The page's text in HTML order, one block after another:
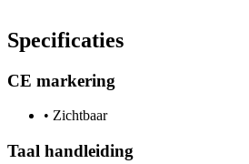
Specificaties
CE markering
• Zichtbaar
Taal handleiding